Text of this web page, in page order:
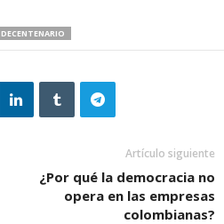
DECENTENARIO
Artículo siguiente
¿Por qué la democracia no
opera en las empresas
colombianas?